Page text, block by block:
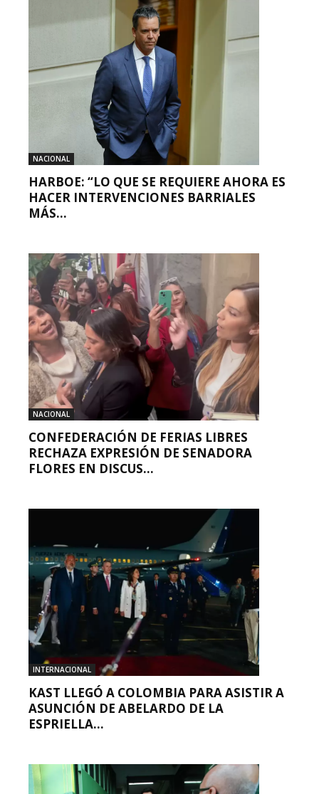
NACIONAL
HARBOE: “LO QUE SE REQUIERE AHORA ES
HACER INTERVENCIONES BARRIALES
MÁS...
NACIONAL
CONFEDERACIÓN DE FERIAS LIBRES
RECHAZA EXPRESIÓN DE SENADORA
FLORES EN DISCUS...
INTERNACIONAL
KAST LLEGÓ A COLOMBIA PARA ASISTIR A
ASUNCIÓN DE ABELARDO DE LA
ESPRIELLA...